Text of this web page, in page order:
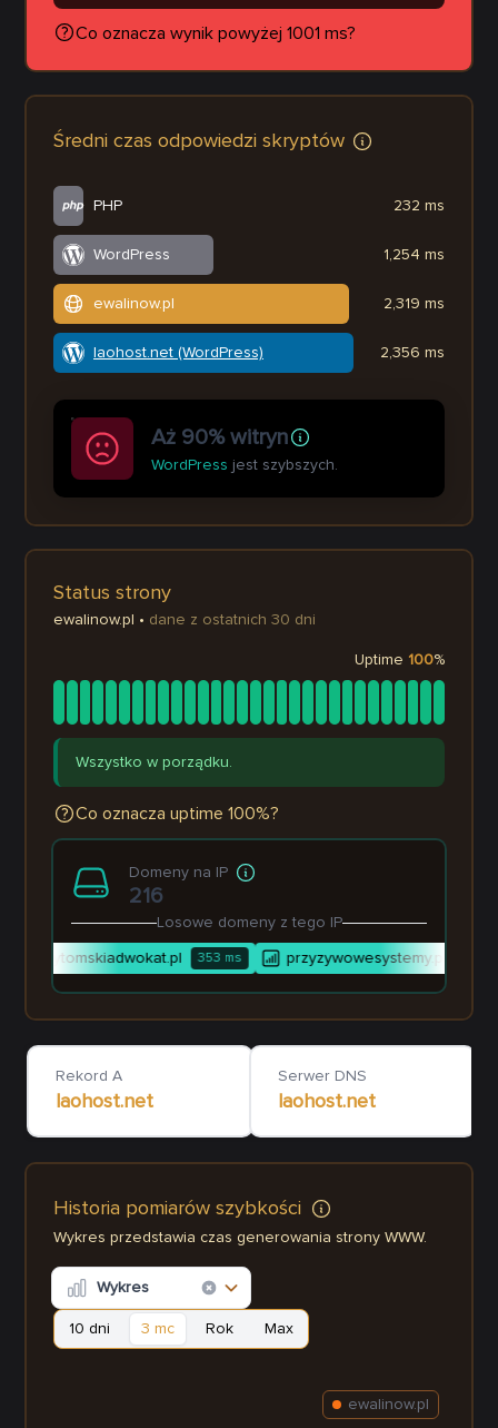
Co oznacza wynik powyżej 1001 ms?
Średni czas odpowiedzi skryptów
PHP
WordPress
ewalinow.pl
laohost.net (WordPress)
232 ms
1,254 ms
2,319 ms
2,356 ms
Aż 90% witryn
WordPress jest szybszych.
Status strony
ewalinow.pl • dane z ostatnich 30 dni
Uptime 100%
Wszystko w porządku.
Co oznacza uptime 100%?
Domeny na IP
216
Losowe domeny z tego IP
bytomskiadwokat.pl 353ms przyzywowesystemy.pl
Rekord A
laohost.net
Serwer DNS
laohost.net
Historia pomiarów szybkości
Wykres przedstawia czas generowania strony WWW.
Wykres
10 dni 3 mc Rok Max
ewalinow.pl